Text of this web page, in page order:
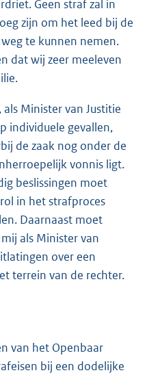
Geen straf zal in
zijn om het leed bij de
te kunnen nemen.
dat wij zeer meeleven
Minister van Justitie
individuele gevallen,
de zaak nog onder de
vonnis ligt.
beslissingen moet
in het strafproces
Daarnaast moet
als Minister van
over een
terrein van de rechter.
van het Openbaar
bij een dodelijke